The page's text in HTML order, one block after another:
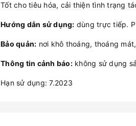
Tốt cho tiêu hóa, cải thiện tình trạng
Hướng dẫn sử dụng: dùng trực tiếp.
Bảo quản: nơi khô thoáng, thoáng
Thông tin cảnh báo:không sử dụng
Hạn sử dụng: 7.2023